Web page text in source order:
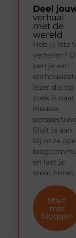
Deel
verhaal
met de
wereld
Heb jij iets
vertellen?
ben je een
lezer die op
zoek is naar
nieuwe
Sluit je aan
bij onze
en laat je
stem horen.
Start
met
bloggen